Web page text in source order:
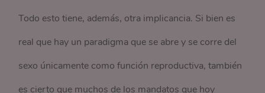
Todo esto tiene, además, otra implicancia. Si bien es
real que hay un paradigma que se abre y se corre del
sexo únicamente como función reproductiva, también
es cierto que muchos de los mandatos que hoy